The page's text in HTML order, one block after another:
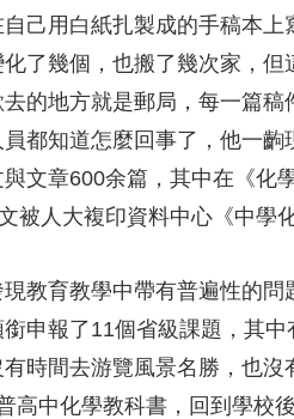
己用白紙扎製成的手稿本
了幾個，也搬了幾次家，
的地方就是郵局，每一篇
都知道怎麼回事了，他一
文章600余篇，其中在《化
被人大複印資料中心《中學
教育教學中帶有普遍性的
申報了11個省級課題，其
時間去游覽風景名勝，也
高中化學教科書，回到學校